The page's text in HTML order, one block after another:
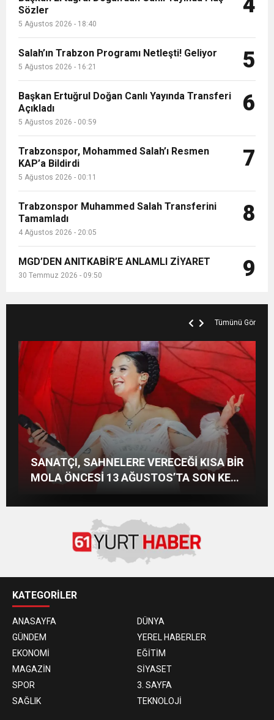
KAP’a Bildirdi
Sözler
5 Ağustos 2026 - 18:40
Salah’ın Trabzon Programı Netleşti! Geliyor
5 Ağustos 2026 - 16:21 5
Başkan Ertuğrul Doğan Canlı Yayında Transferi
Açıkladı
5 Ağustos 2026 - 00:59
6
Trabzonspor, Mohammed Salah’ı Resmen
KAP’a Bildirdi
5 Ağustos 2026 - 00:11
7
Trabzonspor Muhammed Salah Transferini
Tamamladı
4 Ağustos 2026 - 20:05
8
MGD’DEN ANITKABİR’E ANLAMLI ZİYARET
30 Temmuz 2026 - 09:50 9
Tümünü Gör
Başka Resort’ta Unutulmaz Gece Özülkü
Çifti Bodrum’u Büyüledi
SANATÇI, SAHNELERE VERECEĞİ KISA BİR
MOLA ÖNCESİ 13 AĞUSTOS’TA SON KEZ
HARBİYE’DE OLACAK!
SAHNELERİN ALBÜMSÜZ ASSOLİSTİ
GÖZDE DEMİRBİLEK, NR1 MAGAZİN’DE:
“SON ASSOLİST OLARAK VAR
OLACAĞIM!”
Demet Akalın, Sefo ve LVBEL C5 Bodrum’u
Salladı
KATEGORİLER
ANASAYFA
DÜNYA
GÜNDEM
YEREL HABERLER
EKONOMİ
EĞİTİM
MAGAZİN
SİYASET
SPOR
3. SAYFA
SAĞLIK
TEKNOLOJİ